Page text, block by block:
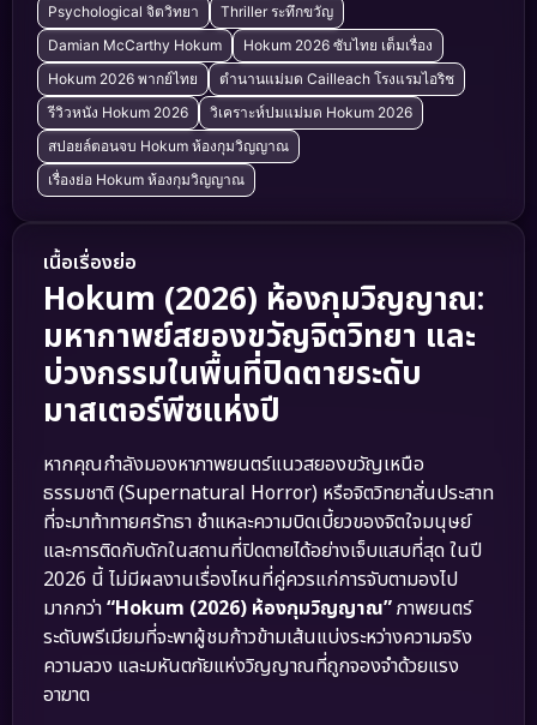
Psychological จิตวิทยา
Thriller ระทึกขวัญ
Damian McCarthy Hokum
Hokum 2026 ซับไทย เต็มเรื่อง
Hokum 2026 พากย์ไทย
ตำนานแม่มด Cailleach โรงแรมไอริช
รีวิวหนัง Hokum 2026
วิเคราะห์ปมแม่มด Hokum 2026
สปอยล์ตอนจบ Hokum ห้องกุมวิญญาณ
เรื่องย่อ Hokum ห้องกุมวิญญาณ
เนื้อเรื่องย่อ
Hokum (2026) ห้องกุมวิญญาณ:
มหากาพย์สยองขวัญจิตวิทยา และ
บ่วงกรรมในพื้นที่ปิดตายระดับ
มาสเตอร์พีซแห่งปี
หากคุณกำลังมองหาภาพยนตร์แนวสยองขวัญเหนือ
ธรรมชาติ (Supernatural Horror) หรือจิตวิทยาสั่นประสาท
ที่จะมาท้าทายศรัทธา ชำแหละความบิดเบี้ยวของจิตใจมนุษย์
และการติดกับดักในสถานที่ปิดตายได้อย่างเจ็บแสบที่สุด ในปี
2026 นี้ ไม่มีผลงานเรื่องไหนที่คู่ควรแก่การจับตามองไป
มากกว่า“Hokum (2026) ห้องกุมวิญญาณ”ภาพยนตร์
ระดับพรีเมียมที่จะพาผู้ชมก้าวข้ามเส้นแบ่งระหว่างความจริง
ความลวง และมหันตภัยแห่งวิญญาณที่ถูกจองจำด้วยแรง
อาฆาต